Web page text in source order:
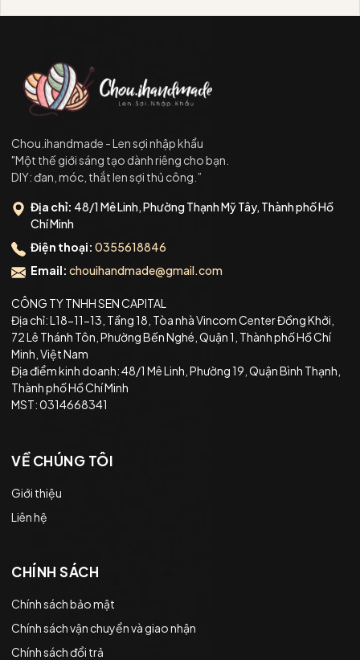
Chou.ihandmade - Len sợi nhập khẩu
"Một thế giới sáng tạo dành riêng cho bạn.
DIY: đan, móc, thắt len sợi thủ công.”
Địa chỉ: 48/1 Mê Linh, Phường Thạnh Mỹ Tây, Thành phố Hồ
Chí Minh
Điện thoại: 0355618846
Email: chouihandmade@gmail.com
CÔNG TY TNHH SEN CAPITAL
Địa chỉ: L18-11-13, Tầng 18, Tòa nhà Vincom Center Đồng Khởi,
72 Lê Thánh Tôn, Phường Bến Nghé, Quận 1, Thành phố Hồ Chí
Minh, Việt Nam
Địa điểm kinh doanh: 48/1 Mê Linh, Phường 19, Quận Bình Thạnh,
Thành phố Hồ Chí Minh
MST: 0314668341
VỀ CHÚNG TÔI
Giới thiệu
Liên hệ
CHÍNH SÁCH
Chính sách bảo mật
Chính sách vận chuyển và giao nhận
Chính sách đổi trả